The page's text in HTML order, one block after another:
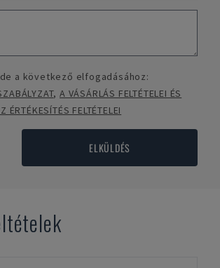
a következő elfogadásához:
,A VÁSÁRLÁS FELTÉTELEI ÉS
ÉRTÉKESÍTÉS FELTÉTELEI
ELKÜLDÉS